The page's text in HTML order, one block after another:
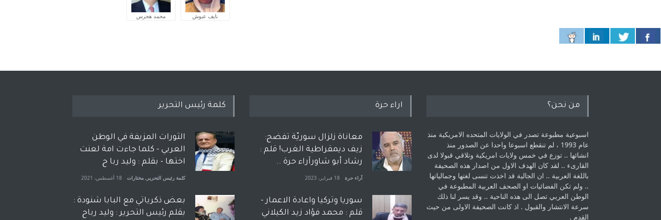
نايف عبوش محمد هجرس
من نحن؟
اسبوعية مطبوعة تصدر في الولايات المتحده الامريكية منذ
عام 1993 ، لم ‏تنقطع اسبوعا واحدا عن الصدور منذ
انشائها .. توزع في خمس ولايات امريكية ‏وتلاقي قبولا لدى
القارىء ..‏ لقد كان الهدف الاول من اصدار هذه الصحيفة
باللغة العربية .. ان الجالية قد اخذت ‏تنسى لغتها وجمالياتها
.. ولم تكن الفضائيات او الصحف العربية المطبوعة في
الوطن ‏العربي تصل الى هذه الناحية .. وقد يسر لنا ذلك
سرعة الانتشار والقبول . اذ كانت ‏الصحيفة الاولى من حيث
القدم . ‏
اراء حرة
معاناة زلزال سوريّة تفضح:
زيف ديمقراطية الغرب! قلم :
رشاد أبو شاورآراء حرة ..
آراء حرة 18 فبراير، 2023
سوريا وتركيا واعادة الاعمار -
قلم : محمد فؤاد زيد الكيلاني
كلمة رئيس التحرير
الثورات المزيفة في الوطن
العربي - كلما جاءت امة لعنت
اختها - بقلم : وليد ربا ح
كلمة رئيس التحرير , مختارات 18 أغسطس، 2021
بعض ذكرياتي مع البابا شنودة :
بقلم رئيس التحرير : وليد رباح